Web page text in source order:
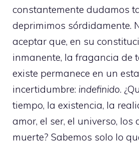
constantemente dudamos
deprimimos sórdidamente.
aceptar que, en su
inmanente, la fragancia de
existe permanece en un
incertidumbre: indefinido.
tiempo, la existencia, la
amor, el ser, el universo, los
muerte? Sabemos solo lo